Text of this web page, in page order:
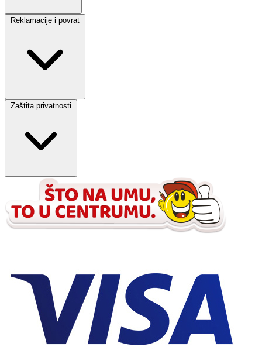
Reklamacije i povrat
Zaštita privatnosti